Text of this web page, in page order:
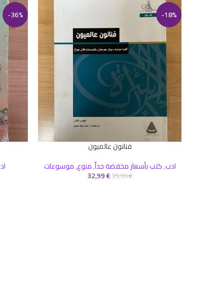
-18%
فنانون عالميون
ادب,كتب بأسعار مخفضة جداً,منوع,موسوعات
39,99€
32,99€
-36%